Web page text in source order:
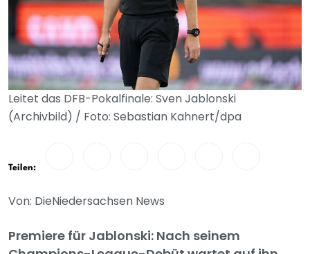
Leitet das DFB-Pokalfinale: Sven Jablonski
(Archivbild) / Foto: Sebastian Kahnert/dpa
Teilen:
Von: DieNiedersachsen News
Premiere für Jablonski: Nach seinem